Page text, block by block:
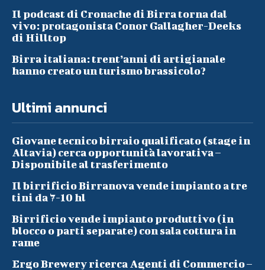
Il podcast di Cronache di Birra torna dal
vivo: protagonista Conor Gallagher-Deeks
di Hilltop
Birra italiana: trent’anni di artigianale
hanno creato un turismo brassicolo?
Ultimi annunci
Giovane tecnico birraio qualificato (stage in
Altavia) cerca opportunità lavorativa –
Disponibile al trasferimento
Il birrificio Birranova vende impianto a tre
tini da 7-10 hl
Birrificio vende impianto produttivo (in
blocco o parti separate) con sala cottura in
rame
Ergo Brewery ricerca Agenti di Commercio –